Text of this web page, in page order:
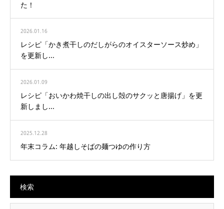
た！
2026.01.16
レシピ「かき煮干しのだしがらのオイスターソース炒め」
を更新し...
2026.01.09
レシピ「おいかわ焼干しの出し殻のサクッと唐揚げ」を更
新しまし...
2025.12.28
年末コラム: 年越しそばの麺つゆの作り方
検索